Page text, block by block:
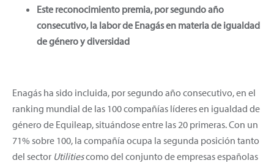
Este reconocimiento premia, por segundo año
consecutivo, la labor de Enagás en materia de igualdad
de género y diversidad
Enagás ha sido incluida, por segundo año consecutivo, en el
ranking mundial de las 100 compañías líderes en igualdad de
género de Equileap, situándose entre las 20 primeras. Con un
71% sobre 100, la compañía ocupa la segunda posición tanto
del sector Utilitiescomo del conjunto de empresas españolas